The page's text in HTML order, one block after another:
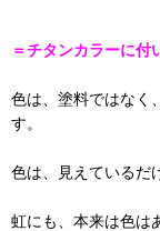
＝チタンカラーに付
色は、塗料ではなく
す。
色は、見えているだ
虹にも、本来は色は